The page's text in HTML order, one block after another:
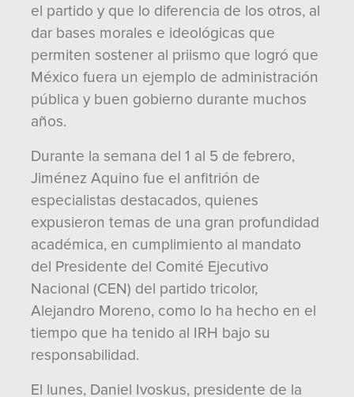
el partido y que lo diferencia de los otros, al
dar bases morales e ideológicas que
permiten sostener al priismo que logró que
México fuera un ejemplo de administración
pública y buen gobierno durante muchos
años.
Durante la semana del 1 al 5 de febrero,
Jiménez Aquino fue el anfitrión de
especialistas destacados, quienes
expusieron temas de una gran profundidad
académica, en cumplimiento al mandato
del Presidente del Comité Ejecutivo
Nacional (CEN) del partido tricolor,
Alejandro Moreno, como lo ha hecho en el
tiempo que ha tenido al IRH bajo su
responsabilidad.
El lunes, Daniel Ivoskus, presidente de la